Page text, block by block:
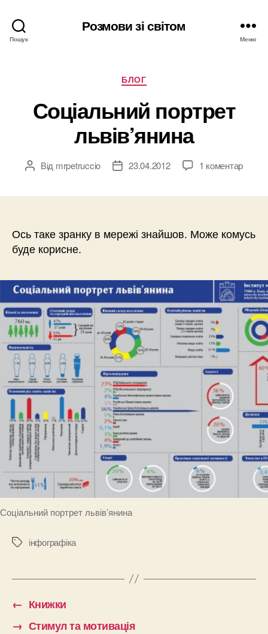
Пошук
Розмови зі світом
Меню
Категорії
БЛОГ
Соціальний портрет
львів’янина
Автор
Від mrpetruccio
Дата23.04.2012 1 коментар
Ось таке зранку в мережі знайшов. Може комусь
буде корисне.
Соціальний портрет львів’янина
Позначкиінфографіка
← Книжки
→ Стимул та мотивація